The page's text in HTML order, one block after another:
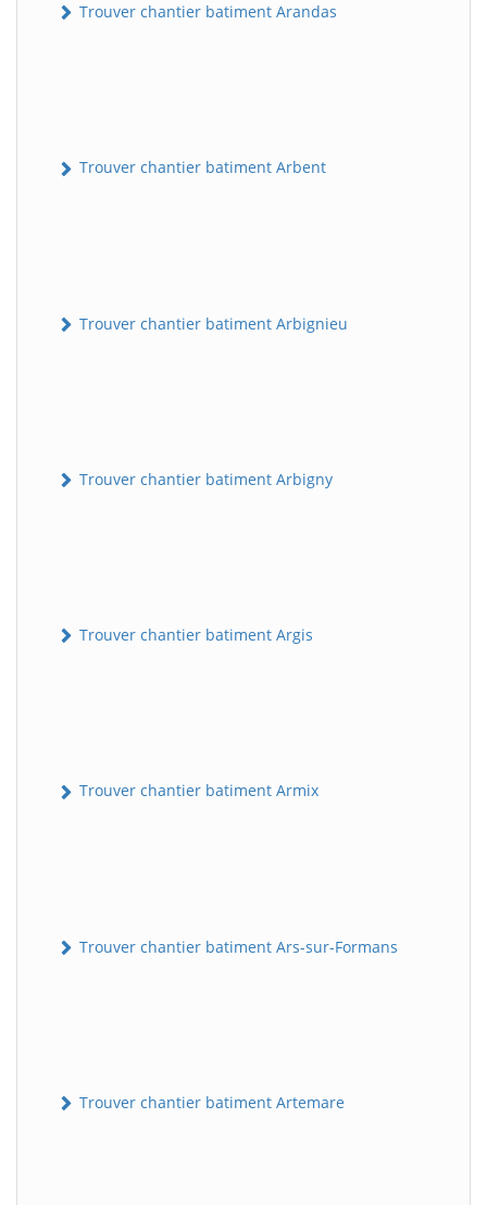
Trouver chantier batiment Arandas
Trouver chantier batiment Arbent
Trouver chantier batiment Arbignieu
Trouver chantier batiment Arbigny
Trouver chantier batiment Argis
Trouver chantier batiment Armix
Trouver chantier batiment Ars-sur-Formans
Trouver chantier batiment Artemare